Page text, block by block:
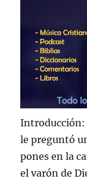
Introducción:
le preguntó
pones en la
el varón de